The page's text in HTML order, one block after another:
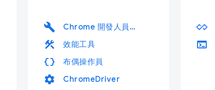
build Chrome 開發人員工具
construction 效能工具
data_object 布偶操作員
settings ChromeDriver
terminal